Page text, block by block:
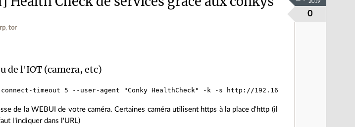
tor
0
2019
de l'IOT (camera, etc)
de la WEBUI de votre caméra. Certaines caméra utilisent https à la place d'http (il
l'indiquer dans l'URL)